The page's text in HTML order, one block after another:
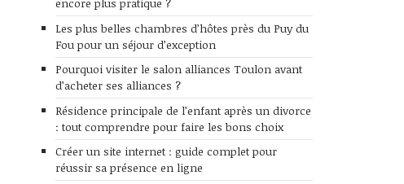
Les plus belles chambres d’hôtes près du Puy du
Fou pour un séjour d’exception
Pourquoi visiter le salon alliances Toulon avant
d’acheter ses alliances ?
Résidence principale de l’enfant après un divorce
: tout comprendre pour faire les bons choix
Créer un site internet : guide complet pour
réussir sa présence en ligne